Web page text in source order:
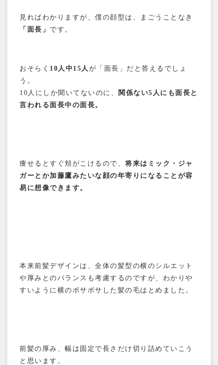
見ればわかりますが、僕の顔型は、まごうことなき
「面長」 です。
おそらく 10人中15人 が「面長」だと答えるでしょ
う。
10人にしか聞いてないのに、
関係ない5人にも面長と
言われる面長中の面長。
痩せるとすぐ頬がこけるので、 将来はミック・ジャ
ガーとか加藤鷹みたいな顔の年寄りになることが容
易に想像できます。
本来前髪デザインは、全体の髪型の横のシルエット
や厚みとのバランスも考慮するのですが、わかりや
すいように横のボサボサした髪の毛はとめました。
前髪の厚み、幅は固定で長さだけ切り詰めていこう
と思います。